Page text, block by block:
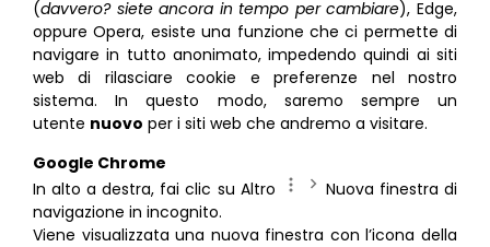
(davvero? siete ancora in tempo per cambiare), Edge,
oppure Opera, esiste una funzione che ci permette di
navigare in tutto anonimato, impedendo quindi ai siti
web di rilasciare cookie e preferenze nel nostro
sistema. In questo modo, saremo sempre un
utente nuovo per i siti web che andremo a visitare.
Google Chrome
In alto a destra, fai clic su Altro
Nuova finestra di
navigazione in incognito.
Viene visualizzata una nuova finestra con l’icona della